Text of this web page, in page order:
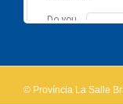
Do you
OK
© Província La Salle